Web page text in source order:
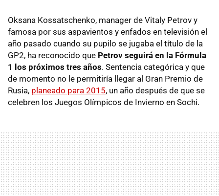
Oksana Kossatschenko, manager de Vitaly Petrov y
famosa por sus aspavientos y enfados en televisión el
año pasado cuando su pupilo se jugaba el título de la
GP2, ha reconocido que Petrov seguirá en la Fórmula
1 los próximos tres años. Sentencia categórica y que
de momento no le permitiría llegar al Gran Premio de
Rusia, planeado para 2015, un año después de que se
celebren los Juegos Olímpicos de Invierno en Sochi.